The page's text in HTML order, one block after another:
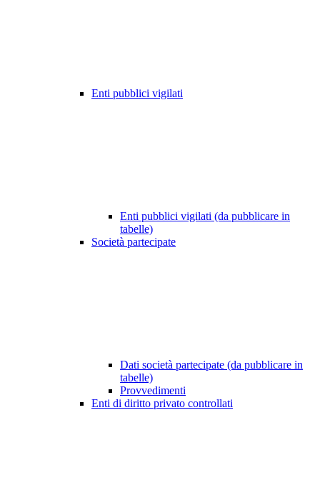
Enti pubblici vigilati
Enti pubblici vigilati (da pubblicare in
tabelle)
Società partecipate
Dati società partecipate (da pubblicare in
tabelle)
Provvedimenti
Enti di diritto privato controllati